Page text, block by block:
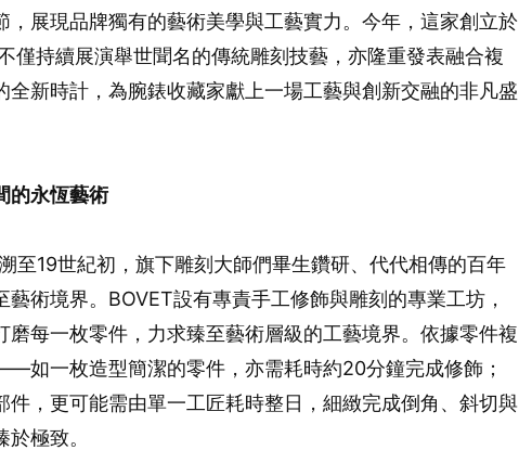
，展現品牌獨有的藝術美學與工藝實力。今年，這家創立於
僅持續展演舉世聞名的傳統雕刻技藝，亦隆重發表融合複
全新時計，為腕錶收藏家獻上一場工藝與創新交融的非凡盛
的永恆藝術
至19世紀初，旗下雕刻大師們畢生鑽研、代代相傳的百年
藝術境界。BOVET設有專責手工修飾與雕刻的專業工坊，
磨每一枚零件，力求臻至藝術層級的工藝境界。依據零件複
如一枚造型簡潔的零件，亦需耗時約20分鐘完成修飾；
件，更可能需由單一工匠耗時整日，細緻完成倒角、斜切與
極致。